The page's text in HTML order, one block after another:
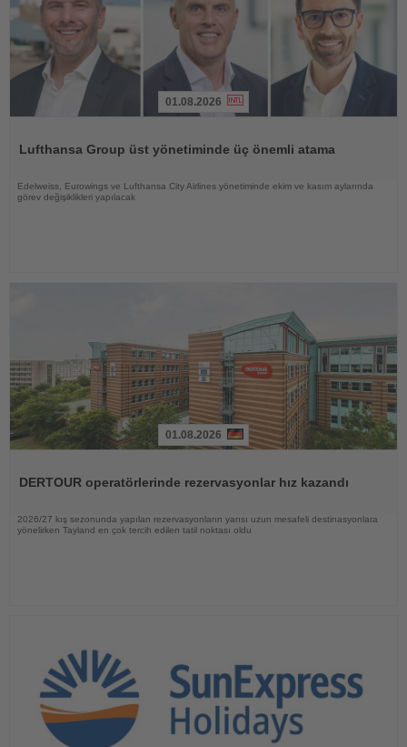
01.08.2026
Lufthansa Group üst yönetiminde üç önemli atama
Edelweiss, Eurowings ve Lufthansa City Airlines yönetiminde ekim ve kasım aylarında
görev değişiklikleri yapılacak
01.08.2026
DERTOUR operatörlerinde rezervasyonlar hız kazandı
2026/27 kış sezonunda yapılan rezervasyonların yarısı uzun mesafeli destinasyonlara
yönelirken Tayland en çok tercih edilen tatil noktası oldu